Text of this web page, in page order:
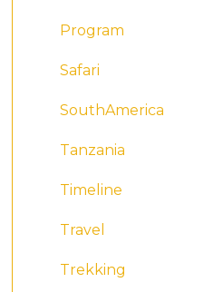
Program
Safari
SouthAmerica
Tanzania
Timeline
Travel
Trekking